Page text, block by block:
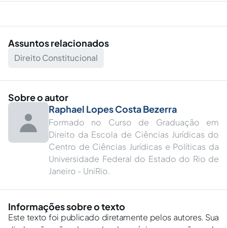
Assuntos relacionados
Direito Constitucional
Sobre o autor
Raphael Lopes Costa Bezerra
Formado no Curso de Graduação em
Direito da Escola de Ciências Jurídicas do
Centro de Ciências Jurídicas e Políticas da
Universidade Federal do Estado do Rio de
Janeiro - UniRio.
Informações sobre o texto
Este texto foi publicado diretamente pelos autores. Sua